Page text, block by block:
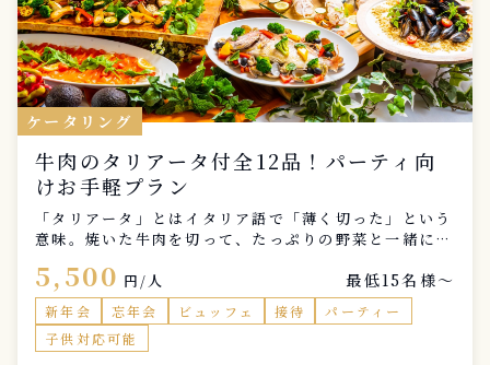
ケータリング
牛肉のタリアータ付全12品！パーティ向
けお手軽プラン
「タリアータ」とはイタリア語で「薄く切った」という
意味。焼いた牛肉を切って、たっぷりの野菜と一緒にい
リアンを楽しみたい方におすすめです♪ ※音楽/空間プ
ロデュース/セッティング/盛り直し/ゴミ回収 は含まれ
ております。
5,500 円/人 最低15名様〜
新年会 忘年会 ビュッフェ 接待
パーティー
子供対応可能